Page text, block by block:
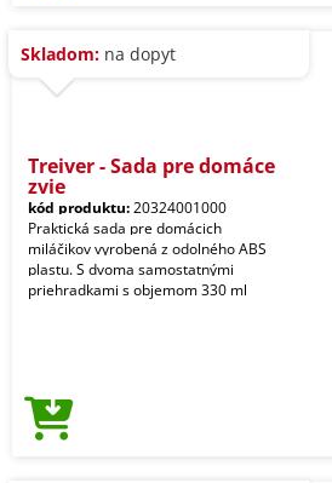
Skladom: na dopyt
Treiver - Sada pre domáce
zvie
kód produktu:20324001000
Praktická sada pre domácich
miláčikov vyrobená z odolného ABS
plastu. S dvoma samostatnými
priehradkami s objemom 330 ml